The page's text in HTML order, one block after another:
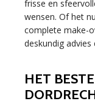
frisse en
wensen. Of het
complete make-
deskundig advies
HET